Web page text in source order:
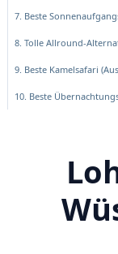
7. Beste
8. Tolle Allround-
9. Beste Kamelsafari
10. Beste